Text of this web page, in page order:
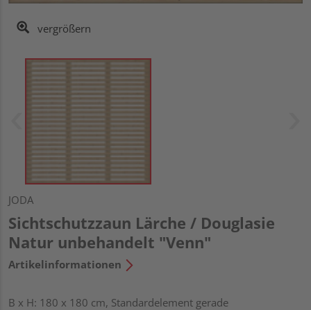
vergrößern
JODA
Sichtschutzzaun Lärche / Douglasie
Natur unbehandelt "Venn"
Artikelinformationen
B x H: 180 x 180 cm, Standardelement gerade